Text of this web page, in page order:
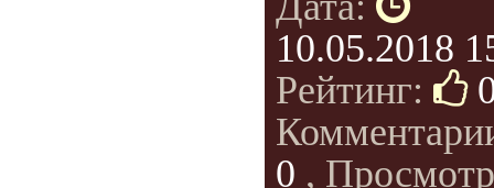
10.05.2018
Рейтинг:
0 ,